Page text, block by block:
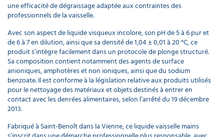
une efficacité de dégraissage adaptée aux contraintes des
professionnels de la vaisselle.
Avec son aspect de liquide visqueux incolore, son pH de 5 à 6 pur et
de 6 à 7 en dilution, ainsi que sa densité de 1,04 ± 0,01 à 20 °C, ce
produit s’intègre facilement dans un protocole de plonge structuré.
Sa composition contient notamment des agents de surface
anioniques, amphotères et non ioniques, ainsi que du sodium
benzoate. Il est conforme à la législation relative aux produits utilisés
pour le nettoyage des matériaux et objets destinés à entrer en
contact avec les denrées alimentaires, selon l’arrêté du 19 décembre
2013.
Fabriqué à Saint-Benoît dans la Vienne, ce liquide vaisselle mains